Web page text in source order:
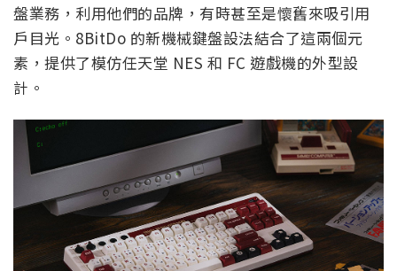
盤業務，利用他們的品牌，有時甚至是懷舊來吸引用
戶目光。8BitDo 的新機械鍵盤設法結合了這兩個元
素，提供了模仿任天堂 NES 和 FC 遊戲機的外型設
計。